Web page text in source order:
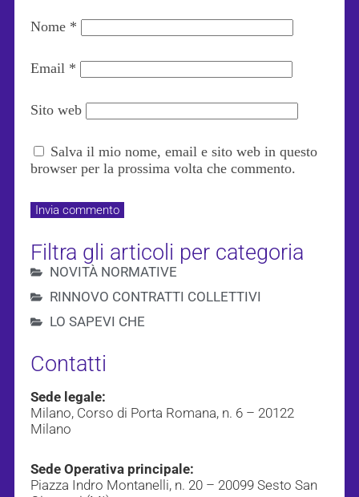
Nome *
Email *
Sito web
Salva il mio nome, email e sito web in questo
browser per la prossima volta che commento.
Filtra gli articoli per categoria
NOVITÀ NORMATIVE
RINNOVO CONTRATTI COLLETTIVI
LO SAPEVI CHE
Contatti
Sede legale:
Milano, Corso di Porta Romana, n. 6 – 20122
Milano
Sede Operativa principale:
Piazza Indro Montanelli, n. 20 – 20099 Sesto San